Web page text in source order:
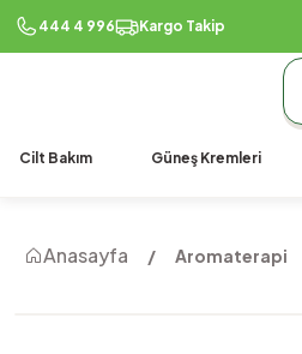
444 4 996 Kargo Takip
Cilt Bakım Güneş Kremleri
Anasayfa Aromaterapi